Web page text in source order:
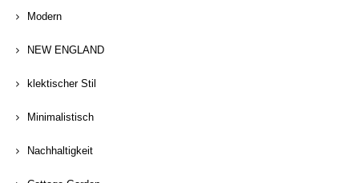
Modern
NEW ENGLAND
klektischer Stil
Minimalistisch
Nachhaltigkeit